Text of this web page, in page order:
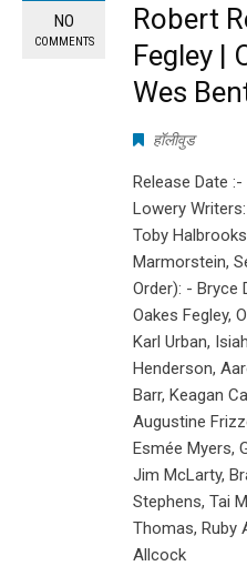
NO
COMMENTS
Robert
Fegley |
Wes
हॉलीवुड
Release Date
Lowery
Toby
Marmorstein,
Order): - Bryce
Oakes Fegley,
Karl Urban,
Henderson,
Barr, Keagan
Augustine
Esmée Myers,
Jim McLarty,
Stephens, Tai
Thomas, Ruby
Allcock